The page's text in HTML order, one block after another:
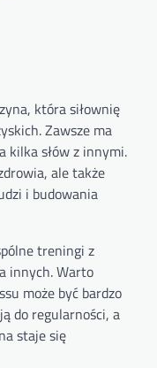
która siłownię
Zawsze ma
kilka słów z innymi.
ale także
i budowania
treningi z
innych. Warto
może być bardzo
do regularności, a
staje się